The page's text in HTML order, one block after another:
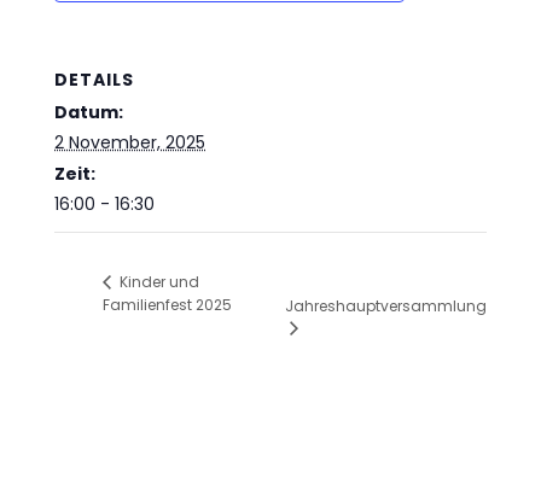
DETAILS
Datum:
2 November, 2025
Zeit:
16:00 - 16:30
Kinder und
Familienfest 2025
Jahreshauptversammlung